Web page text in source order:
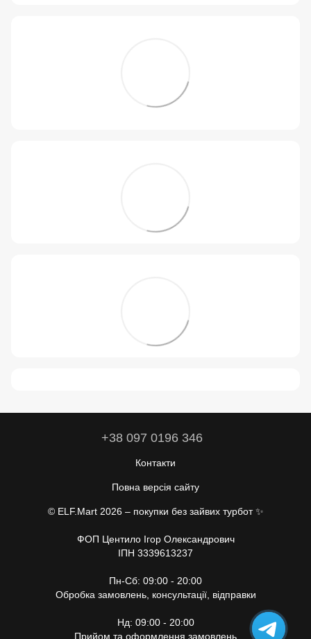
+38 097 0196 346
Контакти
Повна версія сайту
© ELF.Mart 2026 – покупки без зайвих турбот ✨
ФОП Центило Ігор Олександрович
ІПН 3339613237
Пн-Сб: 09:00 - 20:00
Обробка замовлень, консультації, відправки
Нд: 09:00 - 20:00
Прийом та оформлення замовлень